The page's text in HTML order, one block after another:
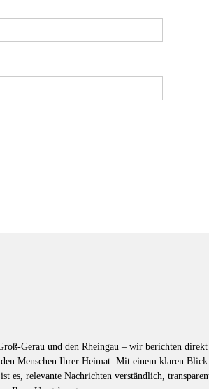
Gerau und den Rheingau – wir berichten
Menschen Ihrer Heimat. Mit einem klaren
es, relevante Nachrichten verständlich,